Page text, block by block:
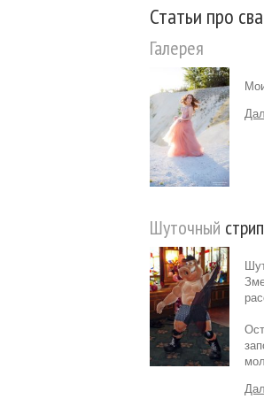
Статьи про
Галерея
Шуточный